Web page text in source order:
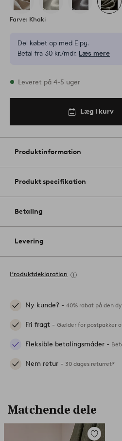
Farve: Khaki
Del købet op med Elpy.
Betal fra 30 kr./mdr. Læs mere
På lager
Leveret på 4-5 uger
Læg i kurv
Produktinformation
Produkt specifikation
Betaling
Levering
Produktdeklaration
Ny kunde? - 40% rabat på den
Fri fragt - Gælder for postpakker
Fleksible betalingsmåder -
Nem retur - 30 dages returret*
Matchende dele
Tilføj